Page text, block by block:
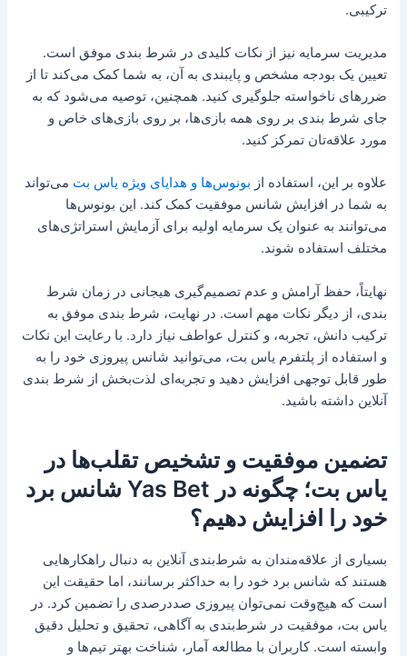
ترکیبی.
مدیریت سرمایه نیز از نکات کلیدی در شرط بندی موفق است.
تعیین یک بودجه مشخص و پایبندی به آن، به شما کمک می‌کند تا از
ضررهای ناخواسته جلوگیری کنید. همچنین، توصیه می‌شود که به
جای شرط بندی بر روی همه بازی‌ها، بر روی بازی‌های خاص و
مورد علاقه‌تان تمرکز کنید.
علاوه بر این، استفاده از بونوس‌ها و هدایای ویژه یاس بت می‌تواند
به شما در افزایش شانس موفقیت کمک کند. این بونوس‌ها
می‌توانند به عنوان یک سرمایه اولیه برای آزمایش استراتژی‌های
مختلف استفاده شوند.
نهایتاً، حفظ آرامش و عدم تصمیم‌گیری هیجانی در زمان شرط
بندی، از دیگر نکات مهم است. در نهایت، شرط بندی موفق به
ترکیب دانش، تجربه، و کنترل عواطف نیاز دارد. با رعایت این نکات
و استفاده از پلتفرم یاس بت، می‌توانید شانس پیروزی خود را به
طور قابل توجهی افزایش دهید و تجربه‌ای لذت‌بخش از شرط بندی
آنلاین داشته باشید.
تضمین موفقیت و تشخیص تقلب‌ها در
یاس بت؛ چگونه در Yas Bet شانس برد
خود را افزایش دهیم؟
بسیاری از علاقه‌مندان به شرط‌بندی آنلاین به دنبال راهکارهایی
هستند که شانس برد خود را به حداکثر برسانند، اما حقیقت این
است که هیچ‌وقت نمی‌توان پیروزی صددرصدی را تضمین کرد. در
یاس بت، موفقیت در شرط‌بندی به آگاهی، تحقیق و تحلیل دقیق
وابسته است. کاربران با مطالعه آمار، شناخت بهتر تیم‌ها و